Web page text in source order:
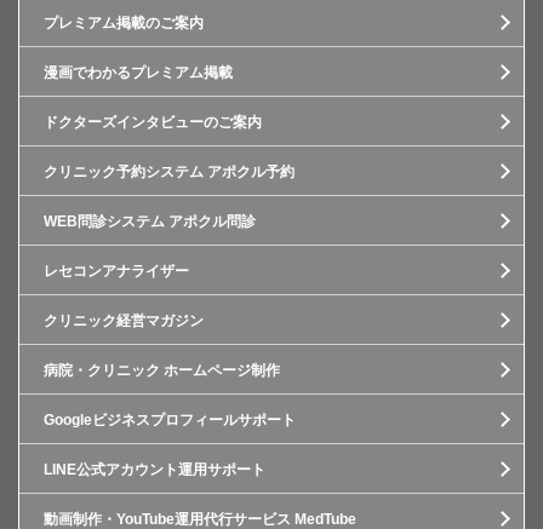
プレミアム掲載のご案内
漫画でわかるプレミアム掲載
ドクターズインタビューのご案内
クリニック予約システム アポクル予約
WEB問診システム アポクル問診
レセコンアナライザー
クリニック経営マガジン
病院・クリニック ホームページ制作
Googleビジネスプロフィールサポート
LINE公式アカウント運用サポート
動画制作・YouTube運用代行サービス MedTube